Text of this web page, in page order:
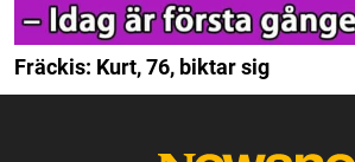
Fräckis: Kurt, 76, biktar sig